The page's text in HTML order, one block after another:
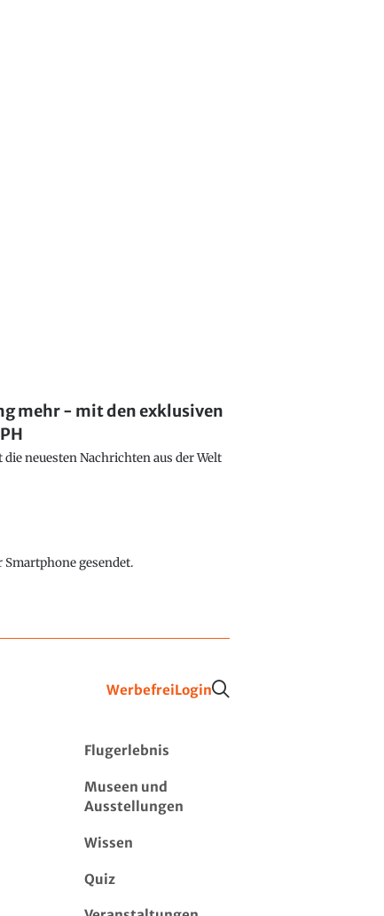
mehr - mit den exklusiven
neuesten Nachrichten aus der Welt
gesendet.
WerbefreiLogin
Flugerlebnis
Museen und
Ausstellungen
Wissen
Quiz